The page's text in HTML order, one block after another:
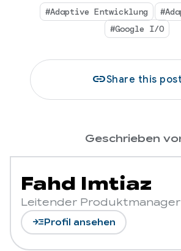
#Adaptive Entwicklung
#Google I/O
linkShare this post
Geschrieben
Fahd Imtiaz
Leitender Produktmanager
read_moreProfil ansehen